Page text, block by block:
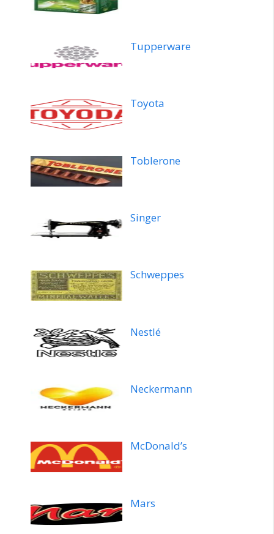
Tupperware
Toyota
Toblerone
Singer
Schweppes
Nestlé
Neckermann
McDonald’s
Mars